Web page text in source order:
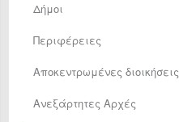
Δήμοι
Περιφέρειες
Αποκεντρωμένες διοικήσεις
Ανεξάρτητες Αρχές